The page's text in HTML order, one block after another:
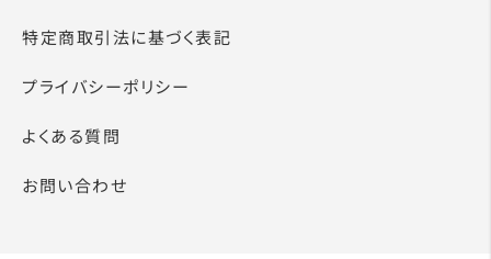
特定商取引法に基づく表記
プライバシーポリシー
よくある質問
お問い合わせ